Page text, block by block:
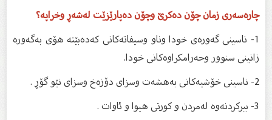
چارەسەری زمان چۆن دەکرێ وچۆن دەپارێزێت لەشەڕ وخراپە؟
1- ناسینی گەورەی خودا وناو وسیفاتەکانی کەدەبێتە هۆی بەگەورە
زانینی سنوور وحەرامکراوەکانی خودا.